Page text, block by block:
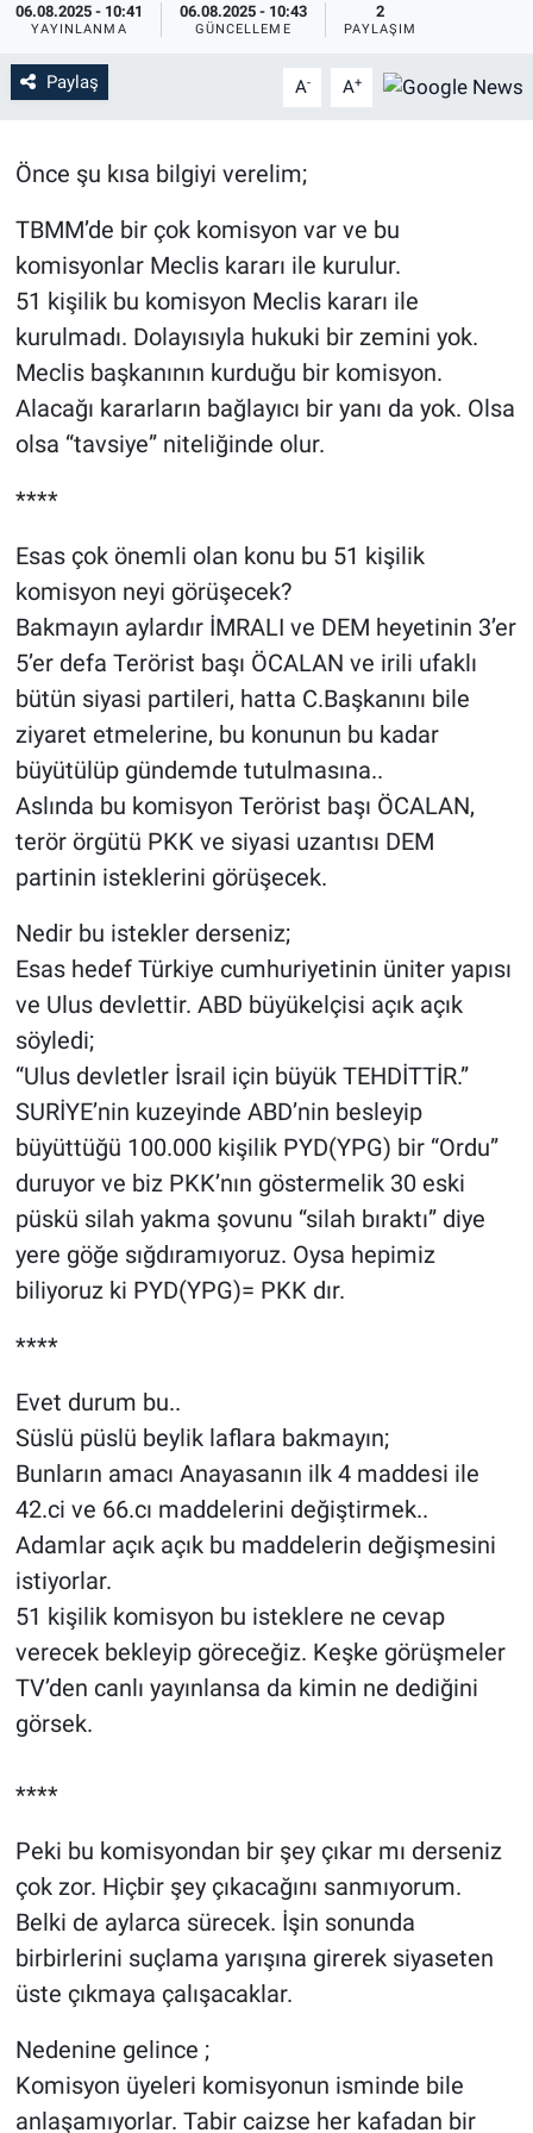
06.08.2025 - 10:41
YAYINLANMA
06.08.2025 - 10:43
GÜNCELLEME
2
PAYLAŞIM
Paylaş A- A+
Önce şu kısa bilgiyi verelim;
TBMM’de bir çok komisyon var ve bu
komisyonlar Meclis kararı ile kurulur.
51 kişilik bu komisyon Meclis kararı ile
kurulmadı. Dolayısıyla hukuki bir zemini yok.
Meclis başkanının kurduğu bir komisyon.
Alacağı kararların bağlayıcı bir yanı da yok. Olsa
olsa “tavsiye” niteliğinde olur.
****
Esas çok önemli olan konu bu 51 kişilik
komisyon neyi görüşecek?
Bakmayın aylardır İMRALI ve DEM heyetinin 3’er
5’er defa Terörist başı ÖCALAN ve irili ufaklı
bütün siyasi partileri, hatta C.Başkanını bile
ziyaret etmelerine, bu konunun bu kadar
büyütülüp gündemde tutulmasına..
Aslında bu komisyon Terörist başı ÖCALAN,
terör örgütü PKK ve siyasi uzantısı DEM
partinin isteklerini görüşecek.
Nedir bu istekler derseniz;
Esas hedef Türkiye cumhuriyetinin üniter yapısı
ve Ulus devlettir. ABD büyükelçisi açık açık
söyledi;
“Ulus devletler İsrail için büyük TEHDİTTİR.”
SURİYE’nin kuzeyinde ABD’nin besleyip
büyüttüğü 100.000 kişilik PYD(YPG) bir “Ordu”
duruyor ve biz PKK’nın göstermelik 30 eski
püskü silah yakma şovunu “silah bıraktı” diye
yere göğe sığdıramıyoruz. Oysa hepimiz
biliyoruz ki PYD(YPG)= PKK dır.
****
Evet durum bu..
Süslü püslü beylik laflara bakmayın;
Bunların amacı Anayasanın ilk 4 maddesi ile
42.ci ve 66.cı maddelerini değiştirmek..
Adamlar açık açık bu maddelerin değişmesini
istiyorlar.
51 kişilik komisyon bu isteklere ne cevap
verecek bekleyip göreceğiz. Keşke görüşmeler
TV’den canlı yayınlansa da kimin ne dediğini
görsek.
****
Peki bu komisyondan bir şey çıkar mı derseniz
çok zor. Hiçbir şey çıkacağını sanmıyorum.
Belki de aylarca sürecek. İşin sonunda
birbirlerini suçlama yarışına girerek siyaseten
üste çıkmaya çalışacaklar.
Nedenine gelince ;
Komisyon üyeleri komisyonun isminde bile
anlaşamıyorlar. Tabir caizse her kafadan bir
Özel Haber
Kültür Sanat
Eğitim
Ekonomi
Yaşam
Çevre
BİLİM VE TEKNOLOJİ